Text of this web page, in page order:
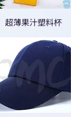
超薄果汁塑料杯